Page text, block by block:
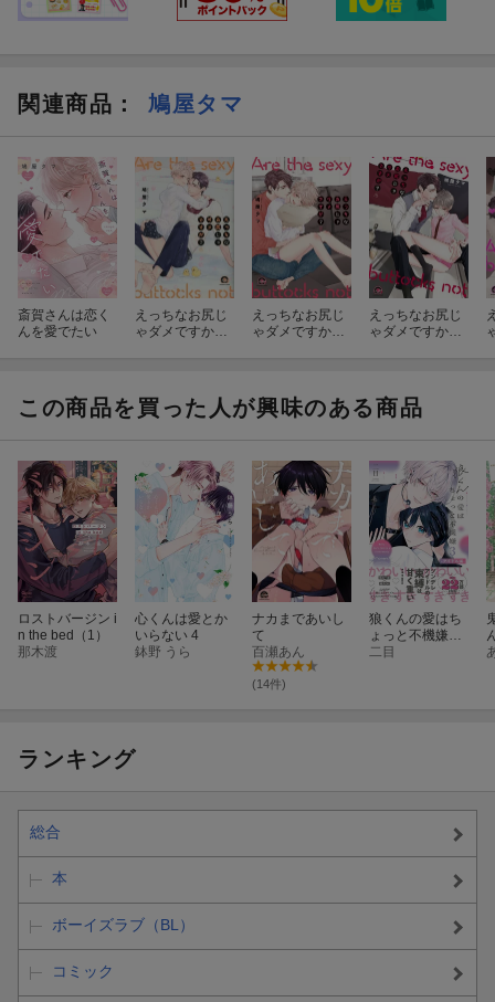
関連商品 ： 鳩屋タマ
斎賀さんは恋く
んを愛でたい
えっちなお尻じ
ゃダメですか？
えっちなお尻じ
ゃダメですか？
えっちなお尻じ
ゃダメですか？
この商品を買った人が興味のある商品
ロストバージン i
n the bed（1）
那木渡
心くんは愛とか
いらない 4
鉢野 うら
ナカまであいし
て
百瀬あん
(14件)
狼くんの愛はち
ょっと不機嫌3-
アイドル編ー
二目
ランキング
総合
本
ボーイズラブ（BL）
コミック